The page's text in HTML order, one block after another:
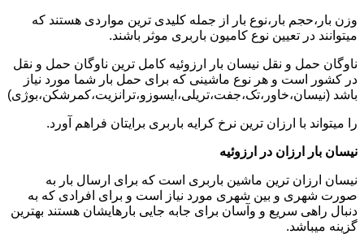
وزن بار،حجم بار،نوع بار از جمله کلیدی ترین مواردی هستند که
میتوانند در تعیین نوع کامیون باربری موثر باشند.
ناوگان حمل و نقل نیسان بار ارزوئیه کامل ترین ناوگان حمل و نقل
در کشور است و هر نوع ماشینی که برای حمل بار شما مورد نیاز
باشد (نیسان،خاور،تک،جفت،تریلی،ایسوزو،ترانزیت،کمرشکن،بوژی)
را میتواند با ارزان ترین نرخ کرایه باربری برایتان فراهم آورد.
نیسان بار ارزان در ارزوئیه
نیسان ارزان ترین ماشین باربری است که برای ارسال بار به
صورت شهری و بین شهری مورد نیاز است و برای افرادی که به
دنبال راهی سریع و وآسان برای جابه جایی بارهایشان هستند بهترین
گزینه میباشد.